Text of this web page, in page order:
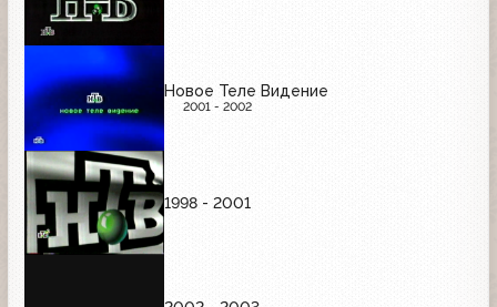
Новое Теле Видение
2001 - 2002
1998 - 2001